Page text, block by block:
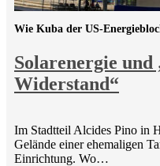
Solarenergie
Widerstand“
Wie Kuba der US-
Im Stadtteil Alcides Pino in
Gelände einer ehemaligen
Einrichtung. Wo…